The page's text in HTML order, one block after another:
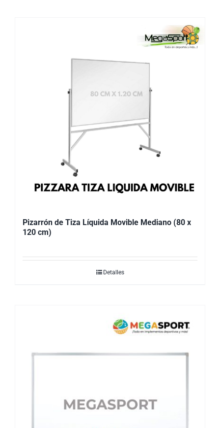
Pizarrón de Tiza Líquida Movible Mediano (80 x
120 cm)
Detalles